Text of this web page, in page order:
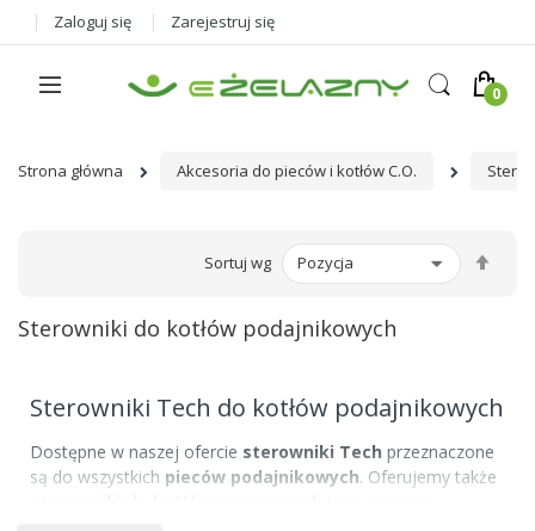
Zaloguj się Zarejestruj się
Strona główna Akcesoria do pieców i kotłów C.O.
Sterowniki do kotłów podajnikowych
Sterowniki Tech do kotłów podajnikowych
Dostępne w naszej ofercie sterowniki Tech przeznaczone
są do wszystkich pieców podajnikowych. Oferujemy także
Sortuj wg